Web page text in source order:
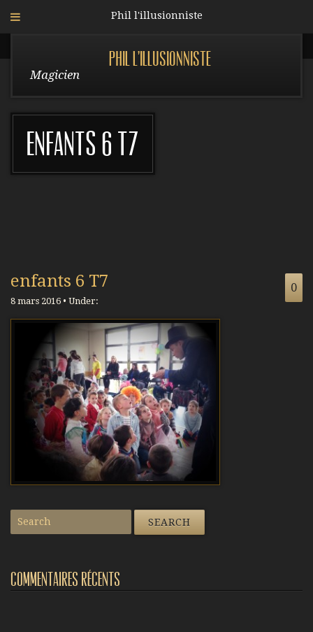
Phil l'illusionniste
Phil l'illusionniste
Magicien
enfants 6 T7
enfants 6 T7
8 mars 2016 • Under:
0
Commentaires récents